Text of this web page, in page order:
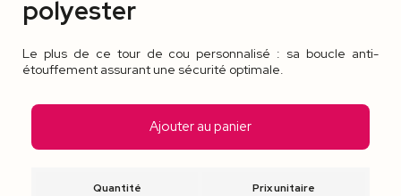
polyester
Le plus de ce tour de cou personnalisé : sa boucle anti-
étouffement assurant une sécurité optimale.
Ajouter au panier
Quantité Prix unitaire